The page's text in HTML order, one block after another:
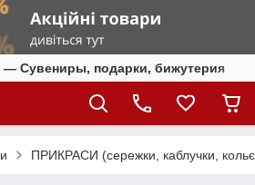
— Сувениры, подарки, бижутерия
ПРИКРАСИ (сережки, каблучки,